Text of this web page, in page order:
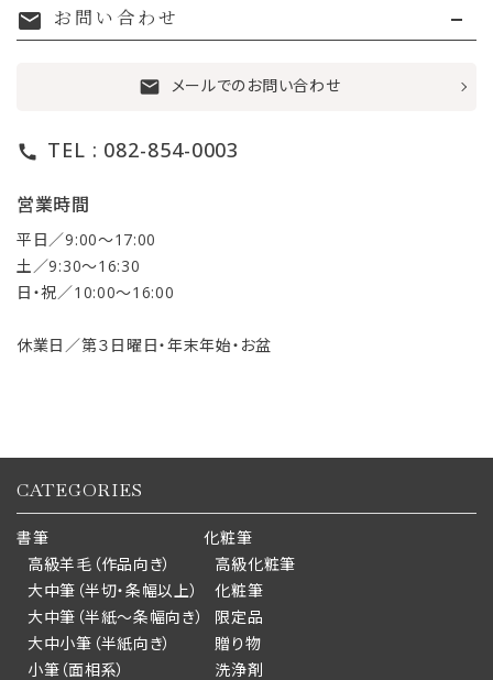
mail お問い合わせ
mail メールでのお問い合わせ
call TEL : 082-854-0003
営業時間
平日／9:00〜17:00
土／9:30〜16:30
日・祝／10:00〜16:00
休業日／第３日曜日・年末年始・お盆
CATEGORIES
書筆
高級羊毛（作品向き）
大中筆（半切・条幅以上）
大中筆（半紙～条幅向き）
大中小筆（半紙向き）
小筆（面相系）
化粧筆
高級化粧筆
化粧筆
限定品
贈り物
洗浄剤